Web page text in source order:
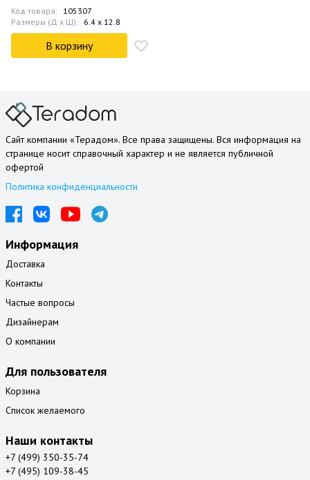
Код товара: 105307
Размеры (Д x Ш): 6.4 x 12.8
В корзину
Сайт компании «Терадом». Все права защищены. Вся информация на
странице носит справочный характер и не является публичной
офертой
Политика конфиденциальности
Информация
Доставка
Контакты
Частые вопросы
Дизайнерам
О компании
Для пользователя
Корзина
Список желаемого
Наши контакты
+7 (499) 350-35-74
+7 (495) 109-38-45